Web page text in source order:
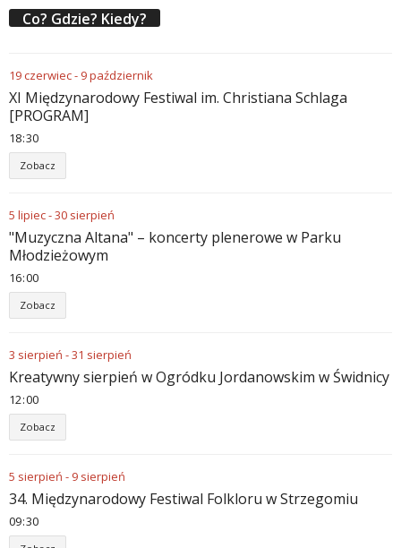
Co? Gdzie? Kiedy?
19czerwiec- 9październik
XI Międzynarodowy Festiwal im. Christiana Schlaga
[PROGRAM]
18:30
Zobacz
5 lipiec-30 sierpień
"Muzyczna Altana" – koncerty plenerowe w Parku
Młodzieżowym
16:00
Zobacz
3 sierpień -31 sierpień
Kreatywny sierpień w Ogródku Jordanowskim w Świdnicy
12:00
Zobacz
5 sierpień - 9 sierpień
34. Międzynarodowy Festiwal Folkloru w Strzegomiu
09:30